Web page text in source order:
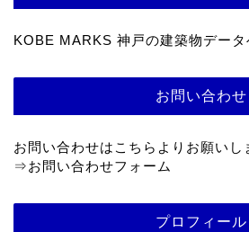
KOBE MARKS 神戸の建築物データ
お問い合わせ
お問い合わせはこちらよりお願いし
⇒お問い合わせフォーム
プロフィール